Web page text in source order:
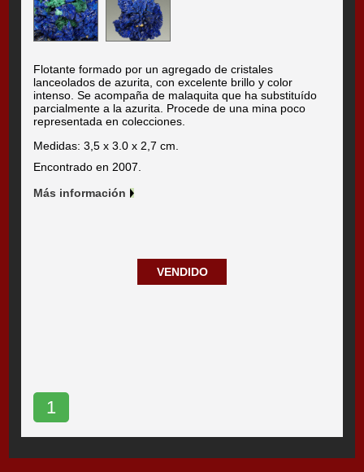
Flotante formado por un agregado de cristales
lanceolados de azurita, con excelente brillo y color
intenso. Se acompaña de malaquita que ha substituído
parcialmente a la azurita. Procede de una mina poco
representada en colecciones.
Medidas: 3,5 x 3.0 x 2,7 cm.
Encontrado en 2007.
Más información
VENDIDO
1